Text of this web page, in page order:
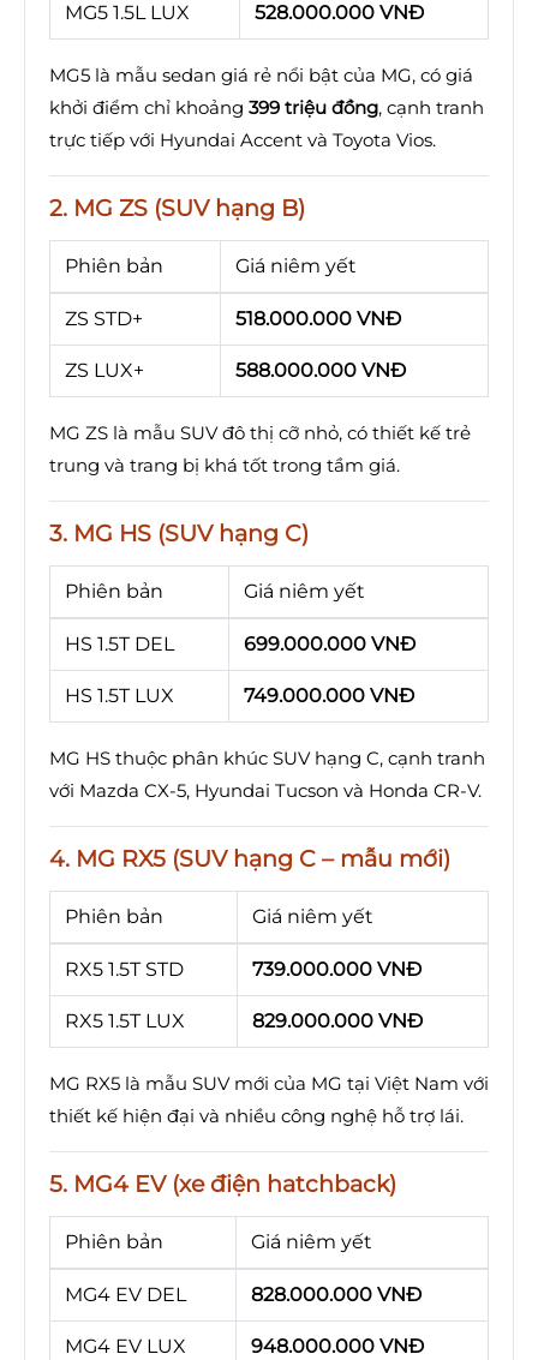
MG5 1.5L LUX 528.000.000 VNĐ
MG5 là mẫu sedan giá rẻ nổi bật của MG, có giá
khởi điểm chỉ khoảng 399 triệu đồng, cạnh tranh
trực tiếp với Hyundai Accent và Toyota Vios.
2. MG ZS (SUV hạng B)
Phiên bản Giá niêm yết
ZS STD+ 518.000.000 VNĐ
ZS LUX+ 588.000.000 VNĐ
MG ZS là mẫu SUV đô thị cỡ nhỏ, có thiết kế trẻ
trung và trang bị khá tốt trong tầm giá.
3. MG HS (SUV hạng C)
Phiên bản Giá niêm yết
HS 1.5T DEL 699.000.000 VNĐ
HS 1.5T LUX 749.000.000 VNĐ
MG HS thuộc phân khúc SUV hạng C, cạnh tranh
với Mazda CX-5, Hyundai Tucson và Honda CR-V.
4. MG RX5 (SUV hạng C – mẫu mới)
Phiên bản Giá niêm yết
RX5 1.5T STD 739.000.000 VNĐ
RX5 1.5T LUX 829.000.000 VNĐ
MG RX5 là mẫu SUV mới của MG tại Việt Nam với
thiết kế hiện đại và nhiều công nghệ hỗ trợ lái.
5. MG4 EV (xe điện hatchback)
Phiên bản Giá niêm yết
MG4 EV DEL 828.000.000 VNĐ
MG4 EV LUX 948.000.000 VNĐ